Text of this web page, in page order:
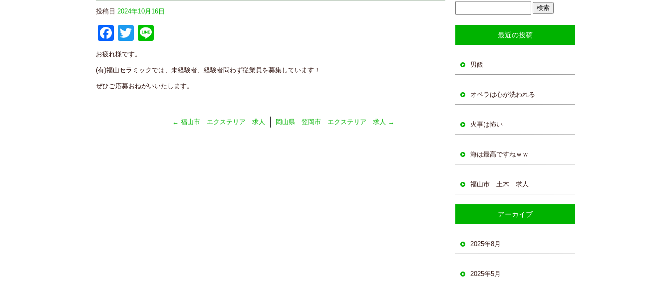
投稿日 2024年10月16日
F
a
c
e
T
wi
tt
er
e
お疲れ様です。
(有)福山セラミックでは、未経験者、経験者問わず従業員を募集しています！
ぜひご応募おねがいいたします。
← 福山市 エクステリア 求人 岡山県 笠岡市 エクステリア 求人 →
最近の投稿
男飯
オペラは心が洗われる
火事は怖い
海は最高ですねｗｗ
福山市 土木 求人
アーカイブ
2025年8月
2025年5月